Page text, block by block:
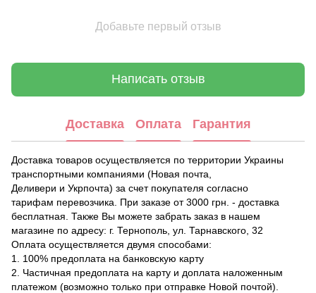
Добавьте первый отзыв
Написать отзыв
Доставка Оплата Гарантия
Доставка товаров осуществляется по территории Украины
транспортными компаниями (Новая почта,
Деливери и Укрпочта) за счет покупателя согласно
тарифам перевозчика. При заказе от 3000 грн. - доставка
бесплатная. Также Вы можете забрать заказ в нашем
магазине по адресу: г. Тернополь, ул. Тарнавского, 32
Оплата осуществляется двумя способами:
1. 100% предоплата на банковскую карту
2. Частичная предоплата на карту и доплата наложенным
платежом (возможно только при отправке Новой почтой).